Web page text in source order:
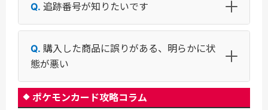
追跡番号が知りたいです
購入した商品に誤りがある、明らかに状
態が悪い
ポケモンカード攻略コラム